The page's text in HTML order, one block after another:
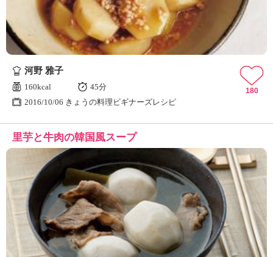
河野 雅子
160kcal
45分
2016/10/06 きょうの料理ビギナーズレシピ
180
里芋と牛肉の韓国風スープ